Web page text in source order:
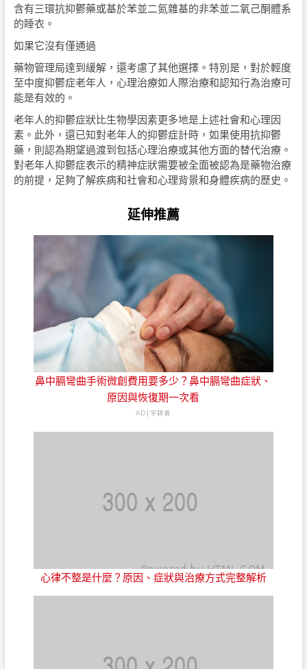
含有三環抗抑鬱藥或基於苯並二氮雜基的非苯並二氧己酮體系
的睡衣。
如果它沒有僅通過
藥物管理局達到緩解，還考慮了其他選擇。特別是，對於輕度
至中度抑鬱症老年人，心理治療如人際治療和認知行為治療可
能是有效的。
老年人的抑鬱症狀比生物學因素更多地是上述社會和心理因
素。此外，還已知對老年人的抑鬱症計時，如果使用抗抑鬱
藥，則認為期望過渡到包括心理治療或其他方面的替代治療。
對老年人抑鬱症表示的精神症狀需要被全面被認為是藥物治療
的前提，足夠了解疾病和社會和心理背景和身體疾病的歷史。
延伸推薦
鼻中膈彎曲手術微創費用要多少？鼻中膈彎曲症狀、
原因與恢復期一次看
AD | 字耕者
心律不整是什麼？原因、症狀與治療方式完整解析